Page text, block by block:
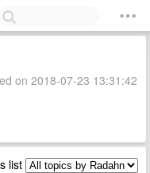
on 2018-07-23 13:31:42
list